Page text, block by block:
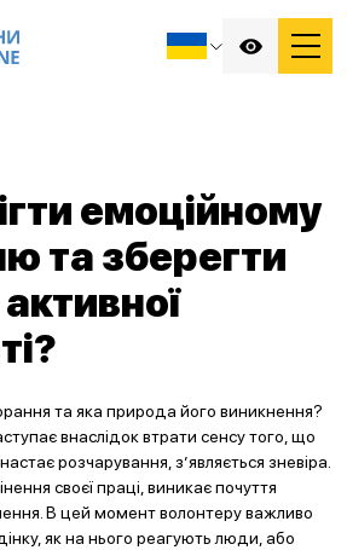
емоційному
та зберегти
та яка природа його виникнення?
внаслідок втрати сенсу того, що
розчарування, з’являється зневіра.
своєї праці, виникає почуття
В цей момент волонтеру важливо
як на нього реагують люди, або